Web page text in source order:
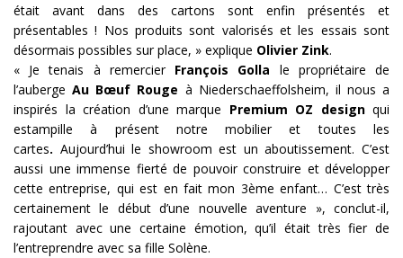
était avant dans des cartons sont enfin présentés et
présentables ! Nos produits sont valorisés et les essais sont
désormais possibles sur place, » explique Olivier Zink.
« Je tenais à remercier François Golla le propriétaire de
l’aubergeAu Bœuf Rouge à Niederschaeffolsheim, il nous a
inspirés la création d’une marque Premium OZ designqui
estampille à présent notre mobilier et toutes les
cartes. Aujourd’hui le showroom est un aboutissement. C’est
aussi une immense fierté de pouvoir construire et développer
cette entreprise, qui est en fait mon 3ème enfant… C’est très
certainement le début d’une nouvelle aventure », conclut-il,
rajoutant avec une certaine émotion, qu’il était très fier de
l’entreprendre avec sa fille Solène.